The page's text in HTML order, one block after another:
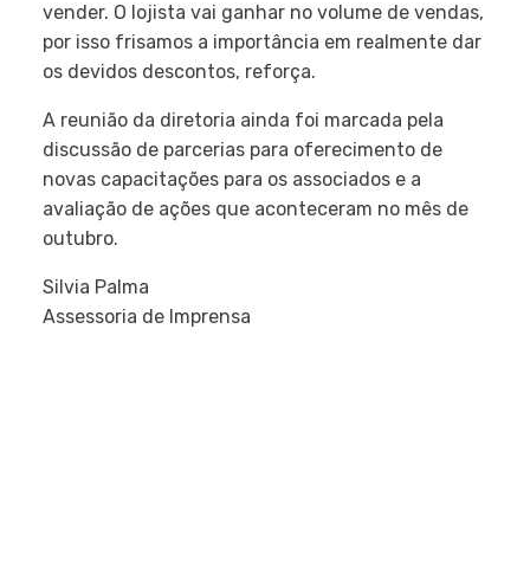
vender. O lojista vai ganhar no volume de vendas,
por isso frisamos a importância em realmente dar
os devidos descontos, reforça.
A reunião da diretoria ainda foi marcada pela
discussão de parcerias para oferecimento de
novas capacitações para os associados e a
avaliação de ações que aconteceram no mês de
outubro.
Silvia Palma
Assessoria de Imprensa